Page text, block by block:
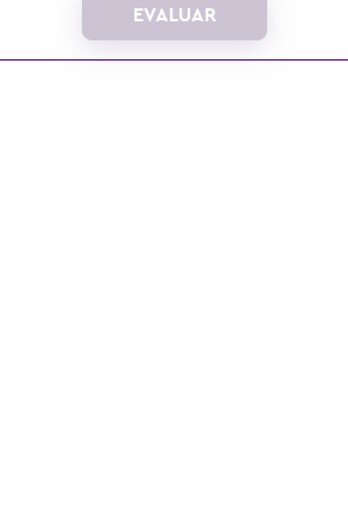
EVALUAR